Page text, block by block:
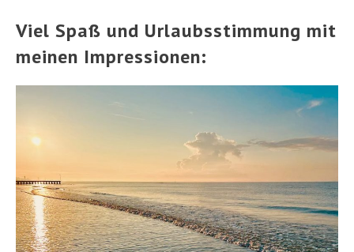
Viel Spaß und Urlaubsstimmung mit
meinen Impressionen: